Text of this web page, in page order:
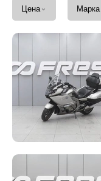
Цена ⌄ Марка